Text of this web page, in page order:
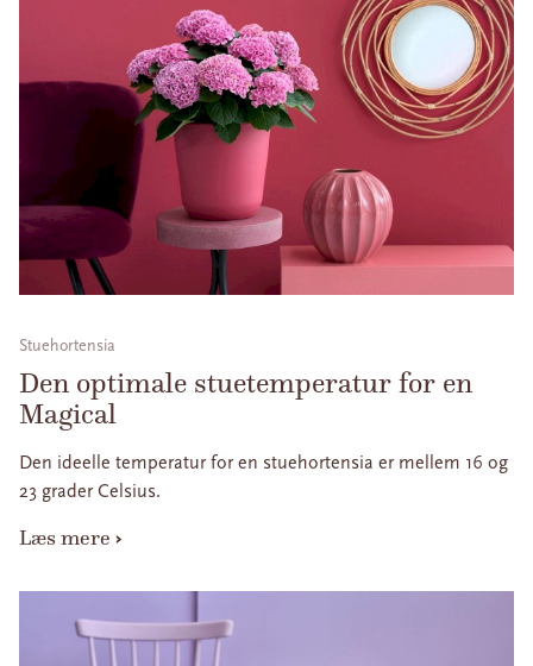
Stuehortensia
Den optimale stuetemperatur for en
Magical
Den ideelle temperatur for en stuehortensia er mellem 16 og
23 grader Celsius.
Læs mere